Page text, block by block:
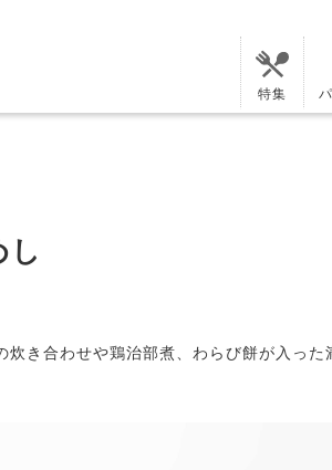
特集
し
き合わせや鶏治部煮、わらび餅が入った